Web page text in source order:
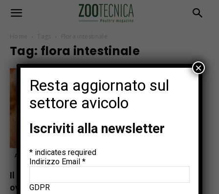
Home Tags Flora intestinale
Tag: flora intestinale
Approfondimenti
Il miglioramento delle performance delle
ovaiole grazie alla modulazione della
Resta aggiornato sul
settore avicolo
Iscriviti alla newsletter
* indicates required
Indirizzo Email *
GDPR
×